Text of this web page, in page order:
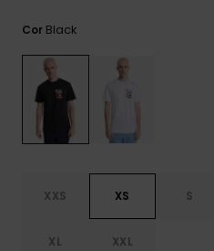
Cor Black
XXS XS S
XL XXL